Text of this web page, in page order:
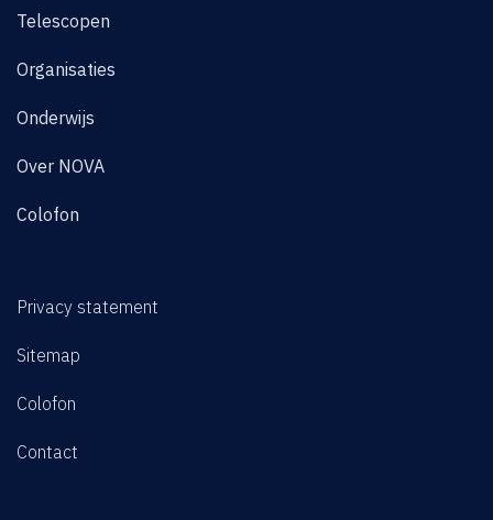
Telescopen
Organisaties
Onderwijs
Over NOVA
Colofon
Privacy statement
Sitemap
Colofon
Contact